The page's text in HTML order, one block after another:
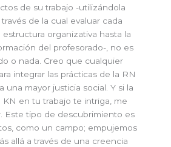
de su trabajo -utilizándola
de la cual evaluar cada
organizativa hasta la
del profesorado-, no es
o nada. Creo que cualquier
integrar las prácticas de la RN
una mayor justicia social. Y si la
KN en tu trabajo te intriga, me
Este tipo de descubrimiento es
como un campo; empujemos
allá a través de una creencia